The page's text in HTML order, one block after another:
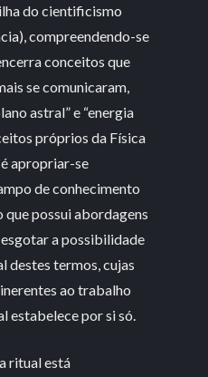
do cientificismo
compreendendo-se
conceitos que
se comunicaram,
astral” e “energia
próprios da Física
apropriar-se
de conhecimento
possui abordagens
a possibilidade
destes termos, cujas
ao trabalho
estabelece por si só.
ritual está